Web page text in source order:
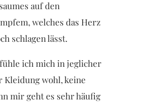
auf den
welches das Herz
schlagen lässt.
ich mich in jeglicher
Kleidung wohl, keine
mir geht es sehr häufig